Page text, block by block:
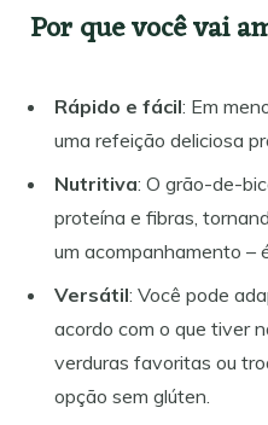
Por que você vai
Rápido e fácil: Em
uma refeição deliciosa
Nutritiva: O grão-de-
proteína e fibras,
um acompanhamento –
Versátil: Você pode
acordo com o que tiver
verduras favoritas ou
opção sem glúten.